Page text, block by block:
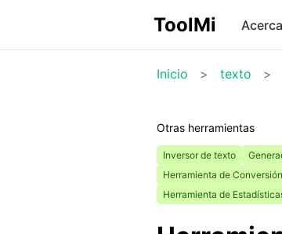
ToolMi
Inicio > texto >
Otras herramientas
Inversor de texto
Herramienta de
Herramienta de